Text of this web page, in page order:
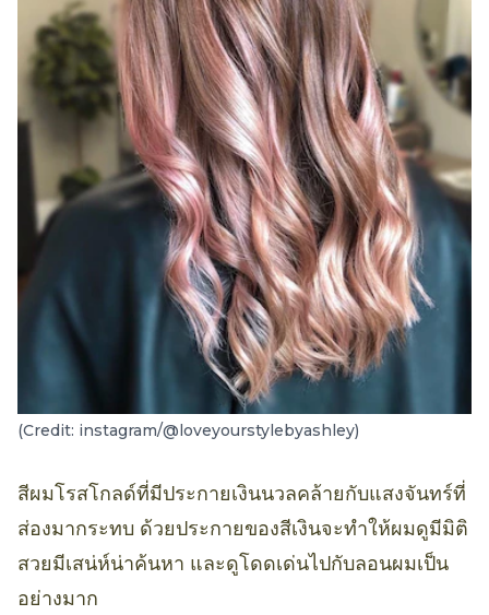
(Credit: instagram/@loveyourstylebyashley)
สีผมโรสโกลด์ที่มีประกายเงินนวลคล้ายกับแสงจันทร์ที่
ส่องมากระทบ ด้วยประกายของสีเงินจะทำให้ผมดูมีมิติ
สวยมีเสน่ห์น่าค้นหา และดูโดดเด่นไปกับลอนผมเป็น
อย่างมาก